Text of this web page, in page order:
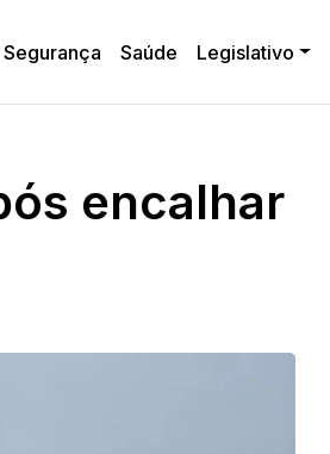
Segurança Saúde Legislativo
encalhar